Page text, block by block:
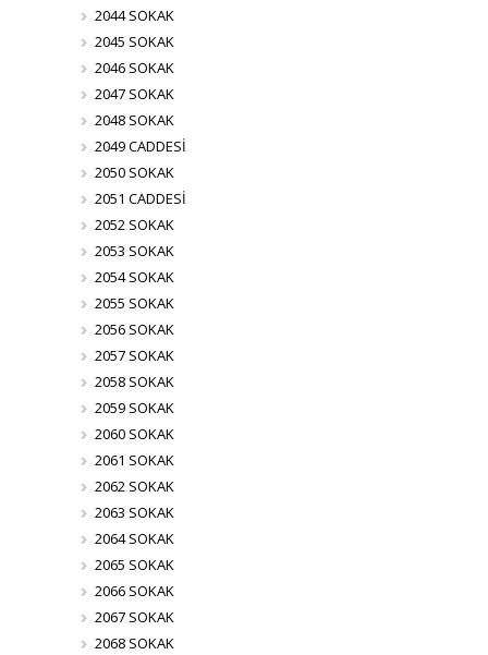
2044 SOKAK
2045 SOKAK
2046 SOKAK
2047 SOKAK
2048 SOKAK
2049 CADDESİ
2050 SOKAK
2051 CADDESİ
2052 SOKAK
2053 SOKAK
2054 SOKAK
2055 SOKAK
2056 SOKAK
2057 SOKAK
2058 SOKAK
2059 SOKAK
2060 SOKAK
2061 SOKAK
2062 SOKAK
2063 SOKAK
2064 SOKAK
2065 SOKAK
2066 SOKAK
2067 SOKAK
2068 SOKAK